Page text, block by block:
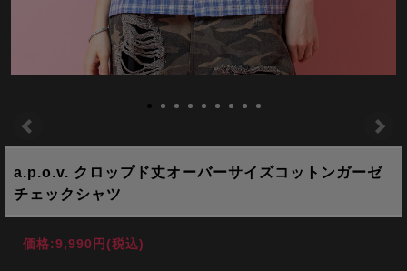
a.p.o.v. クロップド丈オーバーサイズコットンガーゼ
チェックシャツ
価格:9,990円(税込)